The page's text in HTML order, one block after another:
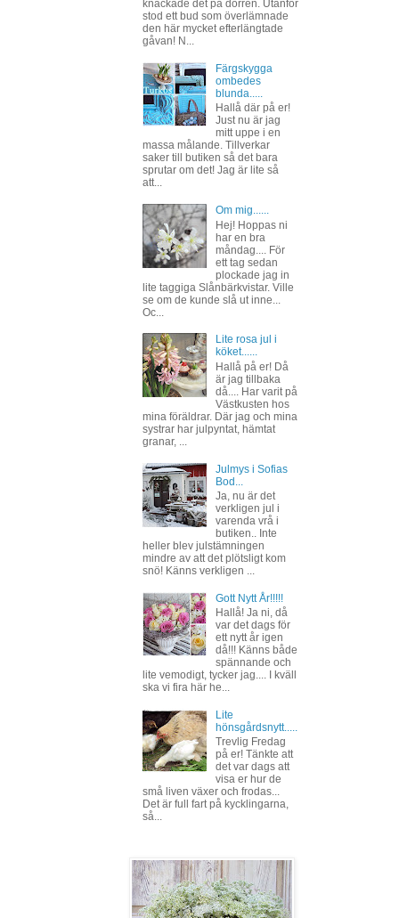
knackade det på dörren. Utanför
stod ett bud som överlämnade
den här mycket efterlängtade
gåvan! N...
Färgskygga
ombedes
blunda.....
Hallå där på er!
Just nu är jag
mitt uppe i en
massa målande. Tillverkar
saker till butiken så det bara
sprutar om det! Jag är lite så
att...
Om mig......
Hej! Hoppas ni
har en bra
måndag.... För
ett tag sedan
plockade jag in
lite taggiga Slånbärkvistar. Ville
se om de kunde slå ut inne...
Oc...
Lite rosa jul i
köket......
Hallå på er! Då
är jag tillbaka
då.... Har varit på
Västkusten hos
mina föräldrar. Där jag och mina
systrar har julpyntat, hämtat
granar, ...
Julmys i Sofias
Bod...
Ja, nu är det
verkligen jul i
varenda vrå i
butiken.. Inte
heller blev julstämningen
mindre av att det plötsligt kom
snö! Känns verkligen ...
Gott Nytt År!!!!!
Hallå! Ja ni, då
var det dags för
ett nytt år igen
då!!! Känns både
spännande och
lite vemodigt, tycker jag.... I kväll
ska vi fira här he...
Lite
hönsgårdsnytt.....
Trevlig Fredag
på er! Tänkte att
det var dags att
visa er hur de
små liven växer och frodas...
Det är full fart på kycklingarna,
så...